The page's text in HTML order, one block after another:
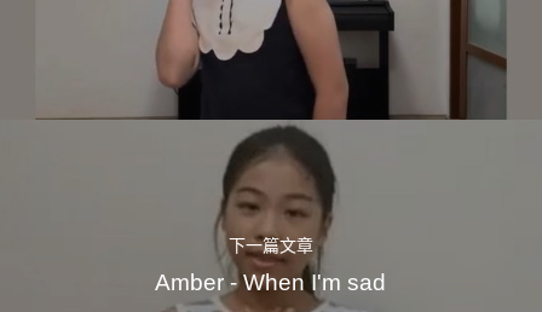
下一篇文章
Amber - When I'm sad